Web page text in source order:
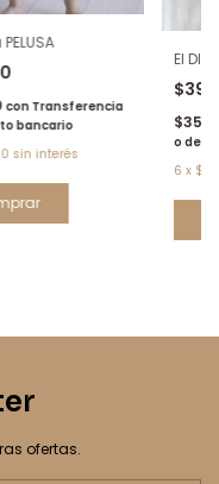
con Transferencia
bancario
sin interés
El
o
6 x
ofertas.